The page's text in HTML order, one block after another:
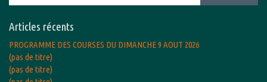
Articles récents
PROGRAMME DES COURSES DU DIMANCHE 9 AOUT 2026
(pas de titre)
(pas de titre)